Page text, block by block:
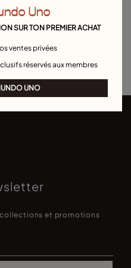
d'Oreilles Puces
collections et promotions
Uno
SUR TON PREMIER ACHAT
ventes privées
réservés aux membres
UNO